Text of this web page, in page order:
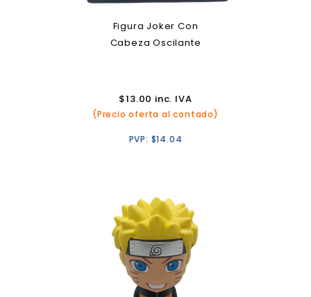
Figura Joker Con
Cabeza Oscilante
$13.00 inc. IVA
(Precio oferta al contado)
PVP: $14.04